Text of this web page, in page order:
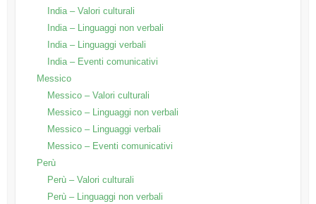
India – Valori culturali
India – Linguaggi non verbali
India – Linguaggi verbali
India – Eventi comunicativi
Messico
Messico – Valori culturali
Messico – Linguaggi non verbali
Messico – Linguaggi verbali
Messico – Eventi comunicativi
Perù
Perù – Valori culturali
Perù – Linguaggi non verbali